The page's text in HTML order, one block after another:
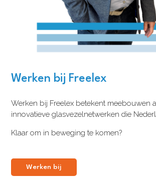
Werken bij Freelex
Werken bij Freelex betekent meebouwen
innovatieve glasvezelnetwerken die
Klaar om in beweging te komen?
Werken bij